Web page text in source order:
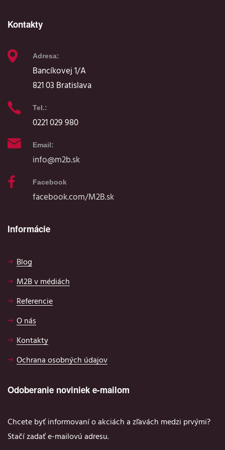
Kontakty
Adresa:
Bancíkovej 1/A
821 03 Bratislava
Tel.:
0221 029 980
Email:
info@m2b.sk
Facebook
facebook.com/M2B.sk
Informácie
Blog
M2B v médiách
Referencie
O nás
Kontakty
Ochrana osobných údajov
Odoberanie noviniek e-mailom
Chcete byť informovaní o akciách a zľavách medzi prvými?
Stačí zadať e-mailovú adresu.